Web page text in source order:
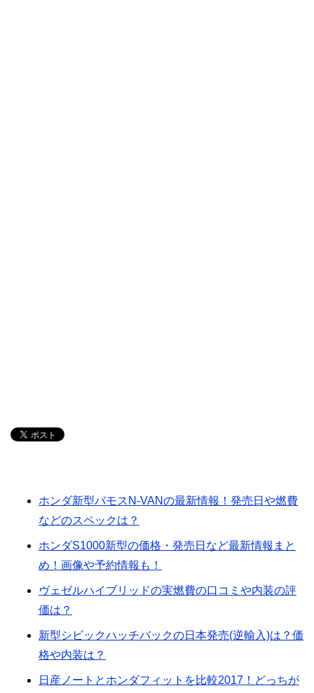
ホンダ新型バモスN-VANの最新情報！発売日や燃費
などのスペックは？
ホンダS1000新型の価格・発売日など最新情報まと
め！画像や予約情報も！
ヴェゼルハイブリッドの実燃費の口コミや内装の評
価は？
新型シビックハッチバックの日本発売(逆輸入)は？価
格や内装は？
日産ノートとホンダフィットを比較2017！どっちが